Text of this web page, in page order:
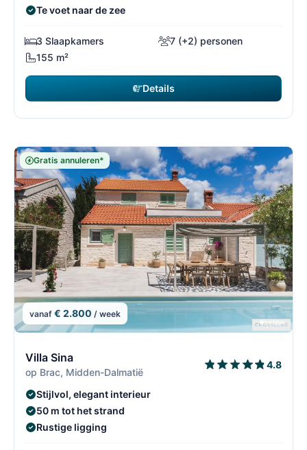
Te voet naar de zee
3 Slaapkamers
7 (+2) personen
155 m²
Details
Gratis annuleren*
vanaf € 2.800 / week
Villa Sina
op Brac, Midden-Dalmatië
4.8
Stijlvol, elegant interieur
50 m tot het strand
Rustige ligging